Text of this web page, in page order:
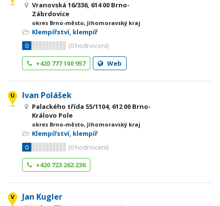
Vranovská 16/336, 614 00 Brno-
Zábrdovice
okres Brno-město, Jihomoravský kraj
Klempířství, klempíř
0
(0 hodnocení)
+420 777 100 957
Web
Ivan Polášek
Palackého třída 55/1104, 612 00 Brno-
Královo Pole
okres Brno-město, Jihomoravský kraj
Klempířství, klempíř
0
(0 hodnocení)
+420 723 262 236
Jan Kugler